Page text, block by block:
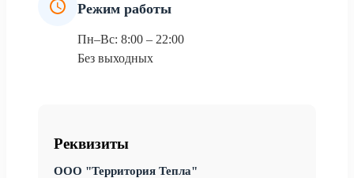
Режим работы
Пн–Вс: 8:00 – 22:00
Без выходных
Реквизиты
ООО "Территория Тепла"